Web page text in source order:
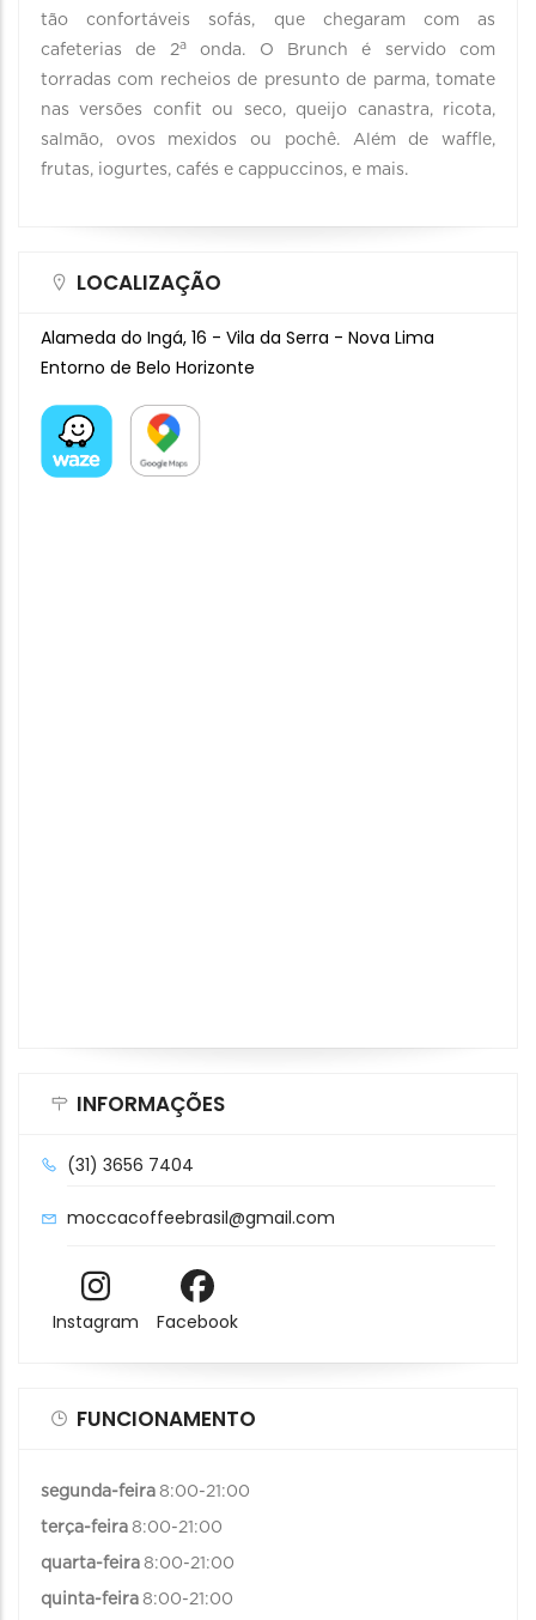
tão confortáveis sofás, que chegaram com as
cafeterias de 2aonda. O Brunch é servido com
torradas com recheios de presunto de parma, tomate
nas versões confit ou seco, queijo canastra, ricota,
salmão, ovos mexidos ou pochê. Além de waffle,
frutas, iogurtes, cafés e cappuccinos, e mais.
LOCALIZAÇÃO
Alameda do Ingá, 16 - Vila da Serra - Nova Lima
Entorno de Belo Horizonte
INFORMAÇÕES
(31) 3656 7404
moccacoffeebrasil@gmail.com
Instagram Facebook
FUNCIONAMENTO
segunda-feira 8:00-21:00
terça-feira 8:00-21:00
quarta-feira 8:00-21:00
quinta-feira 8:00-21:00